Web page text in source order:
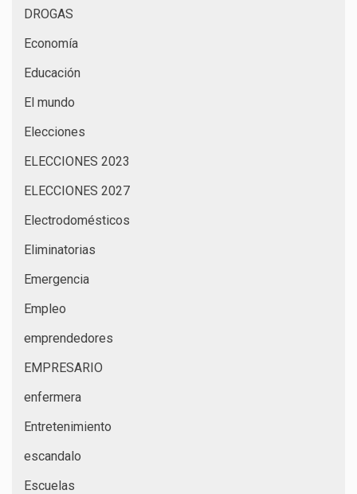
DROGAS
Economía
Educación
El mundo
Elecciones
ELECCIONES 2023
ELECCIONES 2027
Electrodomésticos
Eliminatorias
Emergencia
Empleo
emprendedores
EMPRESARIO
enfermera
Entretenimiento
escandalo
Escuelas